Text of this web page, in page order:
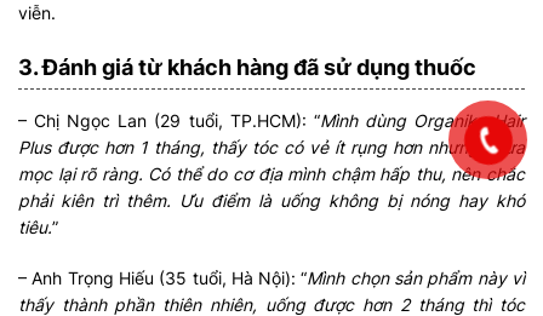
viễn.
3. Đánh giá từ khách hàng đã sử dụng thuốc
– Chị Ngọc Lan (29 tuổi, TP.HCM): “Mình dùng Organika Hair
Plus được hơn 1 tháng, thấy tóc có vẻ ít rụng hơn nhưng chưa
mọc lại rõ ràng. Có thể do cơ địa mình chậm hấp thu, nên chắc
phải kiên trì thêm. Ưu điểm là uống không bị nóng hay khó
tiêu.”
– Anh Trọng Hiếu (35 tuổi, Hà Nội): “Mình chọn sản phẩm này vì
thấy thành phần thiên nhiên, uống được hơn 2 tháng thì tóc